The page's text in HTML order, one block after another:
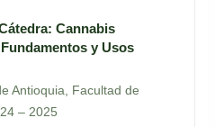
Cannabis
y Usos
Antioquia, Facultad de
– 2025